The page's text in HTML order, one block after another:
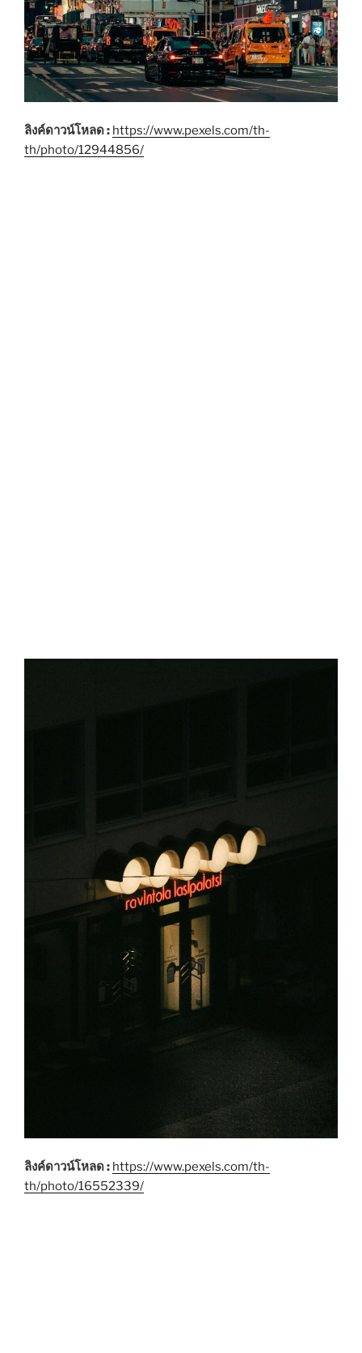
ลิงค์ดาวน์โหลด : https://www.pexels.com/th-
th/photo/12944856/
ลิงค์ดาวน์โหลด : https://www.pexels.com/th-
th/photo/16552339/